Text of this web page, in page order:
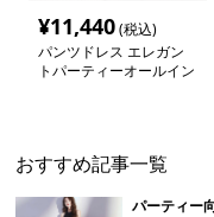
¥11,440(税込)
パンツドレス エレガン
トパーティーオールイン
おすすめ記事一覧
パーティー